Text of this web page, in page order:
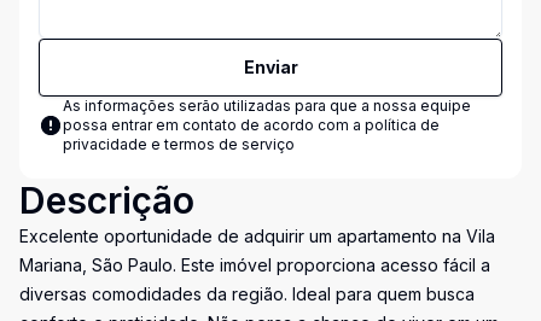
Enviar
As informações serão utilizadas para que a nossa equipe
possa entrar em contato de acordo com a política de
privacidade e termos de serviço
Descrição
Excelente oportunidade de adquirir um apartamento na Vila
Mariana, São Paulo. Este imóvel proporciona acesso fácil a
diversas comodidades da região. Ideal para quem busca